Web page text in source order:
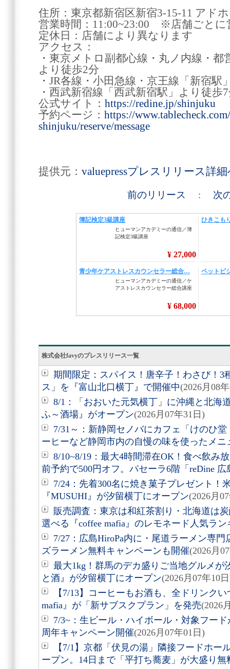
住所：東京都新宿区新宿3-15-11 アド
営業時間：11:00~23:00 ※店舗ごとに
定休日：店舗により異なります
アクセス：
・東京メトロ副都心線・丸ノ内線・都
より徒歩2分
・JR各線・小田急線・京王線「新宿駅
・西武新宿線「西武新宿駅」より徒歩
公式サイト： https://redine.jp/shinjuku
予約ページ： https://
shinjuku/reserve/message
提供元： valuepressプレスリリース詳
前のリリース : 次
株式会社favyのプレスリリース一覧
期間限定：スパイス！唐辛子！わさび！3
ス」を『富山北口横丁』で開催中(2026月08
8/1：「おおいた元気横丁」に沖縄と北海
ふ～酒場』がオープン(2026月07年31日)
7/31～：新静岡セノバにカフェ「けのひ
ーヒーなど静岡市内の自慢の味を使ったメニ
8/10~8/19：最大4時間滞在OK！食べ飲み
前予約で500円オフ。パセーラ6階「reDine 広
7/24：先着300名に焼き菓子プレゼント！
『MUSUHI』が汐留横丁にオープン(2026月
販売調査：東京は和紅茶割り・北海道は
選べる『coffee mafia』のレモネード人気ラ
7/27：広島HiroPa内に・尾道ラーメン専
ズラーメン無料キャンペーンも開催(2026月
最大1kg！群馬のデカ盛りご当地グルメが
と酒』が汐留横丁にオープン(2026月07年10
【7/13】コーヒーもお酒も、全ドリンク
mafia』が「新サブスクプラン」を発売(2026
7/3~：生ビール・ハイボール・対象フー
周年キャンペーン開催(2026月07年01日)
【7/1】京都「伏見の湯」隣接フードホー
ープン。14日まで「平打ち蕎麦」が大盛り無